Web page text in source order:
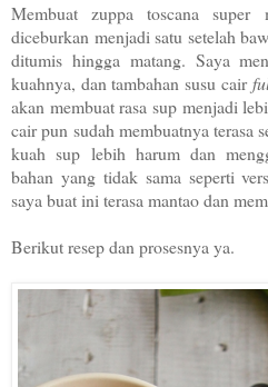
Membuat zuppa toscana super
diceburkan menjadi satu setelah
ditumis hingga matang. Saya
kuahnya, dan tambahan susu cair
akan membuat rasa sup menjadi
cair pun sudah membuatnya terasa
kuah sup lebih harum dan
bahan yang tidak sama seperti
saya buat ini terasa mantao dan
Berikut resep dan prosesnya ya.